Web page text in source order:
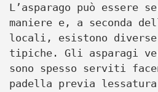
L’asparago può essere
maniere e, a seconda
locali, esistono diverse
tipiche. Gli asparagi
sono spesso serviti
padella previa